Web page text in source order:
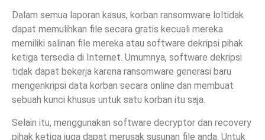
Dalam semua laporan kasus, korban ransomware loltidak
dapat memulihkan file secara gratis kecuali mereka
memiliki salinan file mereka atau software dekripsi pihak
ketiga tersedia di Internet. Umumnya, software dekripsi
tidak dapat bekerja karena ransomware generasi baru
mengenkripsi data korban secara online dan membuat
sebuah kunci khusus untuk satu korban itu saja.
Selain itu, menggunakan software decryptor dan recovery
pihak ketiga juga dapat merusak susunan file anda. Untuk